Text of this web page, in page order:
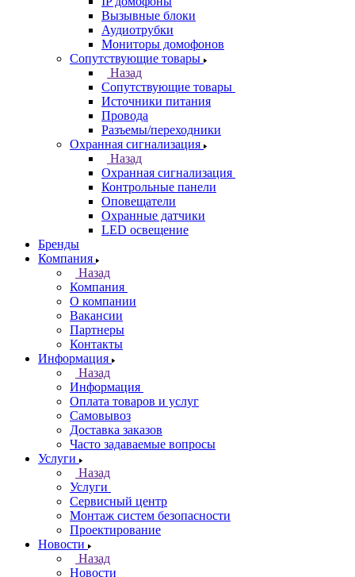
Вызывные блоки
Аудиотрубки
Мониторы домофонов
Сопутствующие товары
Назад
Сопутствующие товары
Источники питания
Провода
Разъемы/переходники
Охранная сигнализация
Назад
Охранная сигнализация
Контрольные панели
Оповещатели
Охранные датчики
LED освещение
Бренды
Компания
Назад
Компания
О компании
Вакансии
Партнеры
Контакты
Информация
Назад
Информация
Оплата товаров и услуг
Самовывоз
Доставка заказов
Часто задаваемые вопросы
Услуги
Назад
Услуги
Сервисный центр
Монтаж систем безопасности
Проектирование
Новости
Назад
Новости